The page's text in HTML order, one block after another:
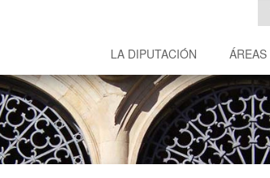
LA DIPUTACIÓN